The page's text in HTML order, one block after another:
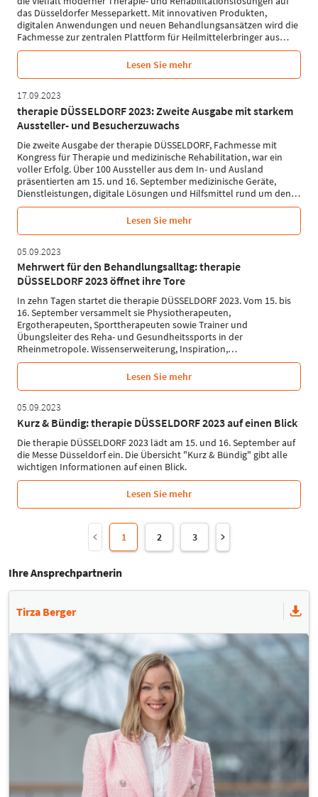
das Düsseldorfer Messeparkett. Mit innovativen Produkten,
digitalen Anwendungen und neuen Behandlungsansätzen wird die
Fachmesse zur zentralen Plattform für Heilmittelerbringer aus…
Lesen Sie mehr
17.09.2023
therapie DÜSSELDORF 2023: Zweite Ausgabe mit starkem
Aussteller- und Besucherzuwachs
Die zweite Ausgabe der therapie DÜSSELDORF, Fachmesse mit
Kongress für Therapie und medizinische Rehabilitation, war ein
voller Erfolg. Über 100 Aussteller aus dem In- und Ausland
präsentierten am 15. und 16. September medizinische Geräte,
Dienstleistungen, digitale Lösungen und Hilfsmittel rund um den…
Lesen Sie mehr
05.09.2023
Mehrwert für den Behandlungsalltag: therapie
DÜSSELDORF 2023 öffnet ihre Tore
In zehn Tagen startet die therapie DÜSSELDORF 2023. Vom 15. bis
16. September versammelt sie Physiotherapeuten,
Ergotherapeuten, Sporttherapeuten sowie Trainer und
Übungsleiter des Reha- und Gesundheitssports in der
Rheinmetropole. Wissenserweiterung, Inspiration,…
Lesen Sie mehr
05.09.2023
Kurz & Bündig: therapie DÜSSELDORF 2023 auf einen Blick
Die therapie DÜSSELDORF 2023 lädt am 15. und 16. September auf
die Messe Düsseldorf ein. Die Übersicht "Kurz & Bündig" gibt alle
wichtigen Informationen auf einen Blick.
Lesen Sie mehr
1 2 3
Ihre Ansprechpartnerin
Tirza Berger